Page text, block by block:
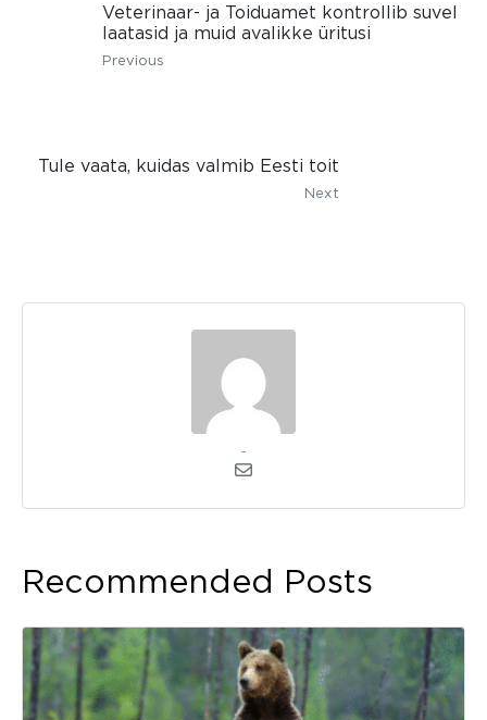
Veterinaar- ja Toiduamet kontrollib suvel
laatasid ja muid avalikke üritusi
Previous
Tule vaata, kuidas valmib Eesti toit
Next
Recommended Posts